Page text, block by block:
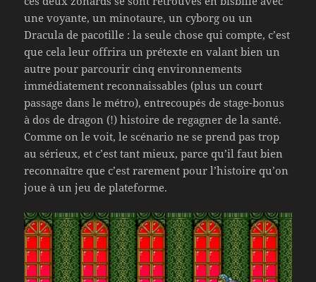
une voyante, un minotaure, un cyborg ou un
Dracula de pacotille : la seule chose qui compte, c’est
que cela leur offrira un prétexte en valant bien un
autre pour parcourir cinq environnements
immédiatement reconnaissables (plus un court
passage dans le métro), entrecoupés de stage-bonus
à dos de dragon (!) histoire de regagner de la santé.
Comme on le voit, le scénario ne se prend pas trop
au sérieux, et c’est tant mieux, parce qu’il faut bien
reconnaître que c’est rarement pour l’histoire qu’on
joue à un jeu de plateforme.